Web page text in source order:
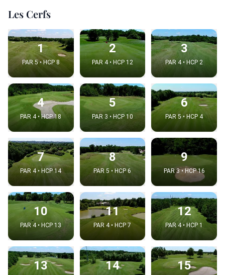
Les Cerfs
1
PAR 5 • HCP 8
2
PAR 4 • HCP 12
3
PAR 4 • HCP 2
4
PAR 4 • HCP 18
5
PAR 3 • HCP 10
6
PAR 5 • HCP 4
7
PAR 4 • HCP 14
8
PAR 5 • HCP 6
9
PAR 3 • HCP 16
10
PAR 4 • HCP 13
11
PAR 4 • HCP 7
12
PAR 4 • HCP 1
13 14 15